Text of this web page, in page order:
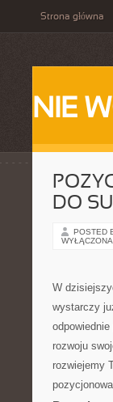
Strona główna
NIE
DO
POSTED
WYŁĄCZONA
W
wystarczy
rozwoju
rozwiejemy